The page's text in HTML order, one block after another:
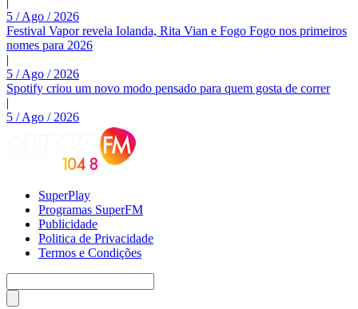
5 / Ago / 2026
Festival Vapor revela Iolanda, Rita Vian e Fogo Fogo nos primeiros
nomes para 2026
|
5 / Ago / 2026
Spotify criou um novo modo pensado para quem gosta de correr
|
5 / Ago / 2026
SuperPlay
Programas SuperFM
Publicidade
Politica de Privacidade
Termos e Condições